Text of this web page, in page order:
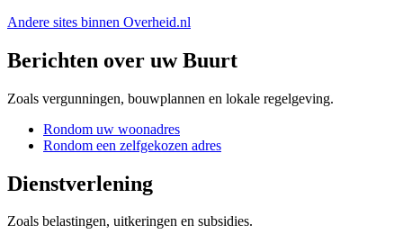
Andere sites binnen Overheid.nl
Berichten over uw Buurt
Zoals vergunningen, bouwplannen en lokale regelgeving.
Rondom uw woonadres
Rondom een zelfgekozen adres
Dienstverlening
Zoals belastingen, uitkeringen en subsidies.